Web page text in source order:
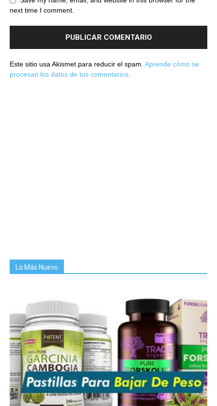
next time I comment.
Este sitio usa Akismet para reducir el spam. Aprende cómo se
procesan los datos de tus comentarios.
Lo Más Nuevo